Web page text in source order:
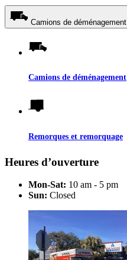
Camions de déménagement
Camions de déménagement
Remorques et remorquage
Heures d’ouverture
Mon-Sat: 10 am - 5 pm
Sun: Closed